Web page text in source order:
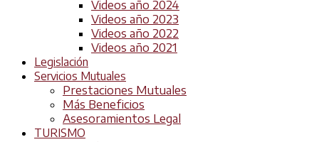
Videos año 2024
Videos año 2023
Videos año 2022
Videos año 2021
Legislación
Servicios Mutuales
Prestaciones Mutuales
Más Beneficios
Asesoramientos Legal
TURISMO